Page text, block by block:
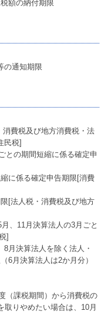
額の納付期限
の通知期限
費税及び地方消費税・法
民税]
との期間短縮に係る確定申
に係る確定申告期限[消費
[法人税・消費税及び地方
、11月決算法人の3月ごと
]
月決算法人を除く法人・
6月決算法人は2か月分）
（課税期間）から消費税の
りやめたい場合は、10月